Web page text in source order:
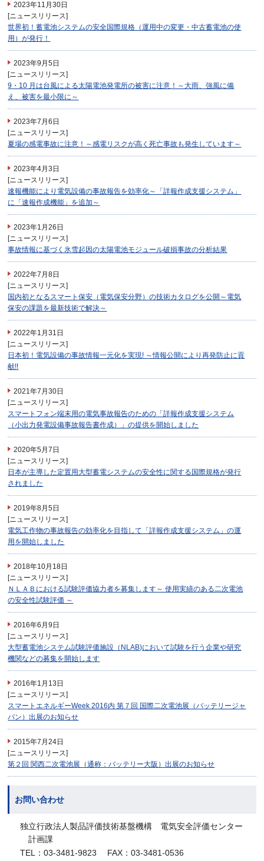
2023年11月30日
[ニュースリリース]
世界初！蓄電池システムの安全国際規格（運用中の変更・中古蓄電池の使
用）が発行！
2023年9月5日
[ニュースリリース]
9・10 月は台風による太陽電池発電所の被害に注意！～大雨、強風に備
え、被害を最小限に～
2023年7月6日
[ニュースリリース]
夏場の感電事故に注意！～感電リスクが高く死亡事故も発生しています～
2023年4月3日
[ニュースリリース]
速報機能により電気設備の事故報告を効率化～「詳報作成支援システム」
に「速報作成機能」を追加～
2023年1月26日
[ニュースリリース]
事故情報に基づく氷雪起因の太陽電池モジュール破損事故の分析結果
2022年7月8日
[ニュースリリース]
国内初となるスマート保安（電気保安分野）の技術カタログを公開～電気
保安の課題を最新技術で解決～
2022年1月31日
[ニュースリリース]
日本初！電気設備の事故情報一元化を実現! ～情報公開により再発防止に貢
献!!
2021年7月30日
[ニュースリリース]
スマートフォン端末用の電気事故報告のための「詳報作成支援システム
（小出力発電設備事故報告書作成）」の提供を開始しました
2020年5月7日
[ニュースリリース]
日本が主導した定置用大型蓄電システムの安全性に関する国際規格が発行
されました
2019年8月5日
[ニュースリリース]
電気工作物の事故報告の効率化を目指して「詳報作成支援システム」の運
用を開始しました
2018年10月18日
[ニュースリリース]
ＮＬＡＢにおける試験評価協力者を募集します～ 使用実績のある二次電池
の安全性試験評価 ～
2016年6月9日
[ニュースリリース]
大型蓄電池システム試験評価施設（NLAB)において試験を行う企業や研究
機関などの募集を開始します
2016年1月13日
[ニュースリリース]
スマートエネルギーWeek 2016内 第７回 国際二次電池展（バッテリージャ
パン）出展のお知らせ
2015年7月24日
[ニュースリリース]
第２回 関西二次電池展（通称：バッテリー大阪）出展のお知らせ
お問い合わせ
独立行政法人製品評価技術基盤機構 電気安全評価センター
計画課
TEL：03-3481-9823 FAX：03-3481-0536